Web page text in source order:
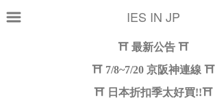
IES IN JP